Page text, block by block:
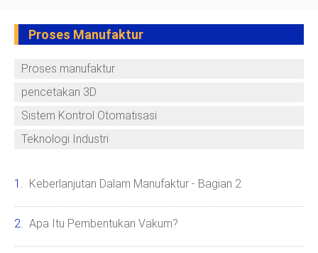
Proses Manufaktur
Proses manufaktur
pencetakan 3D
Sistem Kontrol Otomatisasi
Teknologi Industri
Keberlanjutan Dalam Manufaktur - Bagian 2
Apa Itu Pembentukan Vakum?